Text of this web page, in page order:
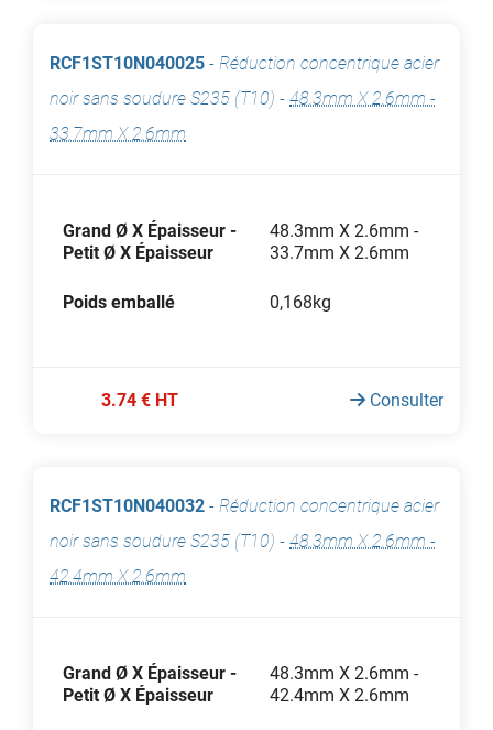
RCF1ST10N040025 - Réduction concentrique acier
noir sans soudure S235 (T10) - 48.3mm X 2.6mm -
33.7mm X 2.6mm
Grand Ø X Épaisseur -
Petit Ø X Épaisseur
48.3mm X 2.6mm -
33.7mm X 2.6mm
Poids emballé 0,168kg
3.74 € HT Consulter
RCF1ST10N040032 - Réduction concentrique acier
noir sans soudure S235 (T10) - 48.3mm X 2.6mm -
42.4mm X 2.6mm
Grand Ø X Épaisseur -
Petit Ø X Épaisseur
48.3mm X 2.6mm -
42.4mm X 2.6mm